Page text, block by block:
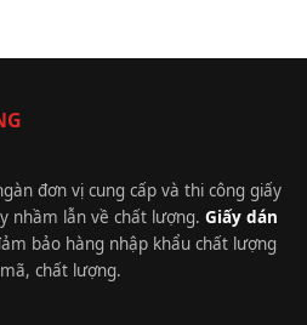
đơn vị cung cấp và thi công giấy
nhầm lẫn về chất lượng. Giấy dán
bảo hàng nhập khẩu chất lượng
chất lượng.